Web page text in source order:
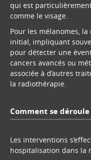
qui est
comme le visage.
Pour les mélanomes,
initial, impliquant
pour détecter une
cancers avancés ou
associée à d’autres
la radiothérapie.
Comment se
Les interventions
hospitalisation dans la